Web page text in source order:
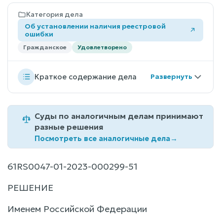
Категория дела
Об установлении наличия реестровой
ошибки
Гражданское Удовлетворено
Краткое содержание дела
Суды по аналогичным делам принимают
разные решения
Посмотреть все аналогичные дела→
61RS0047-01-2023-000299-51
РЕШЕНИЕ
Именем Российской Федерации